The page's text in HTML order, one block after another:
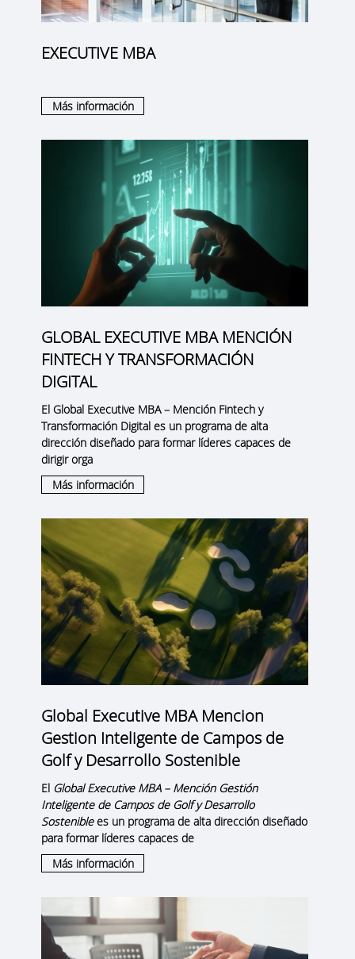
EXECUTIVE MBA
Más información
GLOBAL EXECUTIVE MBA MENCIÓN
FINTECH Y TRANSFORMACIÓN
DIGITAL
El Global Executive MBA – Mención Fintech y
Transformación Digital es un programa de alta
dirección diseñado para formar líderes capaces de
dirigir orga
Más información
Global Executive MBA Mencion
Gestion Inteligente de Campos de
Golf y Desarrollo Sostenible
El Global Executive MBA – Mención Gestión
Inteligente de Campos de Golf y Desarrollo
Sosteniblees un programa de alta dirección diseñado
para formar líderes capaces de
Más información